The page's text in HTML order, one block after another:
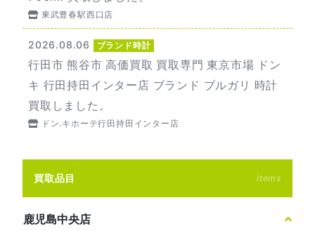
東武豊春駅西口店
2026.08.06 ブランド時計
行田市 熊谷市 高価買取 買取専門 東京市場 ドン
キ 行田持田インター店 ブランド ブルガリ 時計
買取しました。
ドン.キホーテ行田持田インター店
買取品目 Items
鹿児島中央店